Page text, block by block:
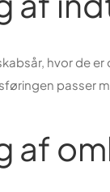
hvor de
passer
af